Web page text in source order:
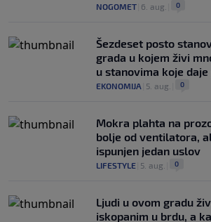
NOGOMET 6. aug. 0
Šezdeset posto
grada u kojem živi
u stanovima koje
EKONOMIJA 5. aug. 0
Mokra plahta na
bolje od ventilatora,
ispunjen jedan uslov
LIFESTYLE 5. aug. 0
Ljudi u ovom gradu
iskopanim u brdu, a